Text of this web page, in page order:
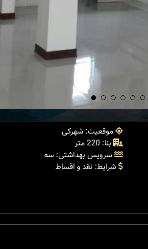
موقعیت: شهرکی
بنا: 220 متر
سرویس بهداشتی: سه
شرایط: نقد و اقساط